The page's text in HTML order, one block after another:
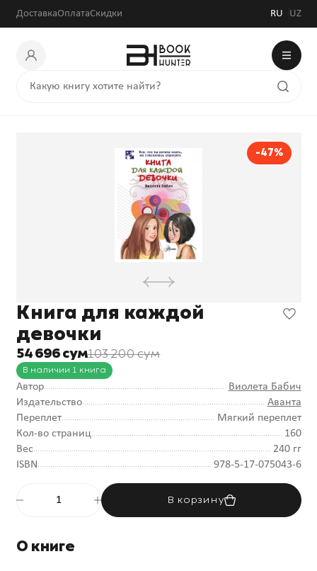
ДоставкаОплатаСкидки RU UZ
-47%
Книга для каждой
девочки
54 696 сум103 200 сум
В наличии 1 книга
Автор
Виолета Бабич
Издательство
Аванта
Переплет
Мягкий переплет
Кол-во страниц
160
Вес
240 гг
ISBN
978-5-17-075043-6
В корзину
О книге